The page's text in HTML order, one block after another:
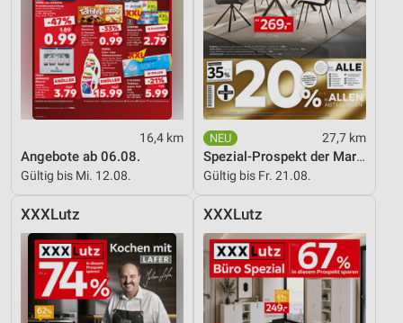
16,4 km
Angebote ab 06.08.
Gültig bis Mi. 12.08.
27,7 km
Spezial-Prospekt der Marken
Gültig bis Fr. 21.08.
XXXLutz XXXLutz